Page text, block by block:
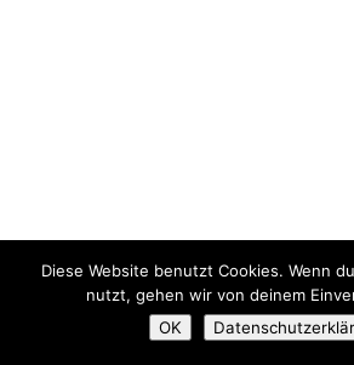
Diese Website benutzt Cookies. Wenn
nutzt, gehen wir von deinem
OK